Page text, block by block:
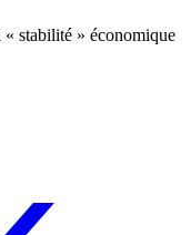
stabilité » économique